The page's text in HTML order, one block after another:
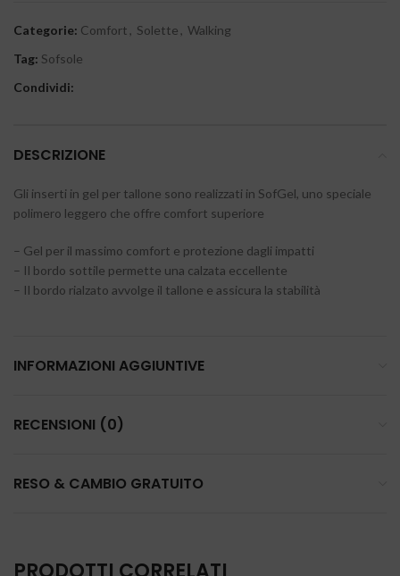
Categorie: Comfort , Solette , Walking
Tag: Sofsole
Condividi:
DESCRIZIONE
Gli inserti in gel per tallone sono realizzati in SofGel, uno speciale
polimero leggero che offre comfort superiore
– Gel per il massimo comfort e protezione dagli impatti
– Il bordo sottile permette una calzata eccellente
– Il bordo rialzato avvolge il tallone e assicura la stabilità
INFORMAZIONI AGGIUNTIVE
RECENSIONI (0)
RESO & CAMBIO GRATUITO